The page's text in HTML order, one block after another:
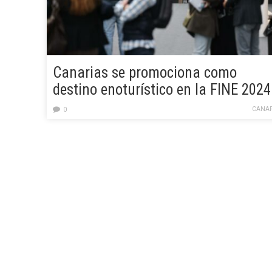
Canarias se promociona como
destino enoturístico en la FINE 2024
de Valladolid
0